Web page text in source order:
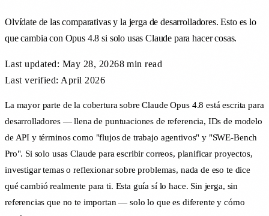
Olvídate de las comparativas y la jerga de desarrolladores. Esto es lo
que cambia con Opus 4.8 si solo usas Claude para hacer cosas.
Last updated: May 28, 20268 min read
Last verified: April 2026
La mayor parte de la cobertura sobre Claude Opus 4.8 está escrita para
desarrolladores — llena de puntuaciones de referencia, IDs de modelo
de API y términos como "flujos de trabajo agentivos" y "SWE-Bench
Pro". Si solo usas Claude para escribir correos, planificar proyectos,
investigar temas o reflexionar sobre problemas, nada de eso te dice
qué cambió realmente para ti. Esta guía sí lo hace. Sin jerga, sin
referencias que no te importan — solo lo que es diferente y cómo